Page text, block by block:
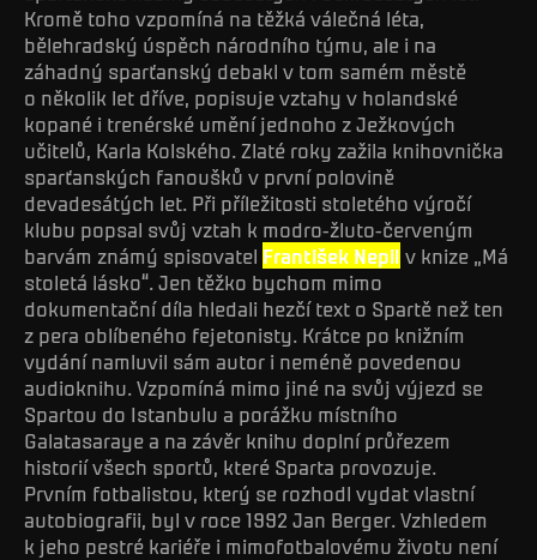
Kromě toho vzpomíná na těžká válečná léta,
bělehradský úspěch národního týmu, ale i na
záhadný sparťanský debakl v tom samém městě
o několik let dříve, popisuje vztahy v holandské
kopané i trenérské umění jednoho z Ježkových
učitelů, Karla Kolského. Zlaté roky zažila knihovnička
sparťanských fanoušků v první polovině
devadesátých let. Při příležitosti stoletého výročí
klubu popsal svůj vztah k modro-žluto-červeným
barvám známý spisovatel František Nepil v knize „Má
stoletá lásko“. Jen těžko bychom mimo
dokumentační díla hledali hezčí text o Spartě než ten
z pera oblíbeného fejetonisty. Krátce po knižním
vydání namluvil sám autor i neméně povedenou
audioknihu. Vzpomíná mimo jiné na svůj výjezd se
Spartou do Istanbulu a porážku místního
Galatasaraye a na závěr knihu doplní průřezem
historií všech sportů, které Sparta provozuje.
Prvním fotbalistou, který se rozhodl vydat vlastní
autobiografii, byl v roce 1992 Jan Berger. Vzhledem
k jeho pestré kariéře i mimofotbalovému životu není